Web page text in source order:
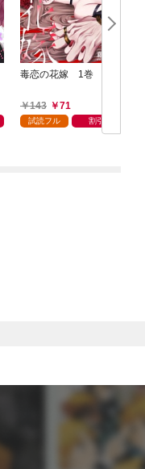
毒恋の花嫁 1巻
143 71
試読フル 割引